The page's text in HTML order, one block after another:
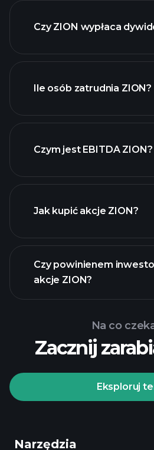
raporty
Czy ZION wypłaca
Ile osób zatrudnia ZION?
Czym jest EBITDA ZION?
raporty finansowe
Jak kupić akcje ZION?
Czy powinienem
akcje ZION?
Na co
Zacznij
Eksploruj
Narzędzia